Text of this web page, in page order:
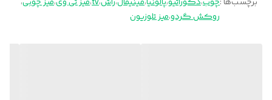
روکش گردو،میز تلوزیون